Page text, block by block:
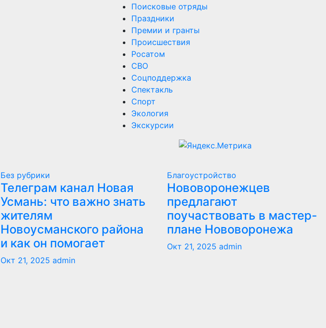
Поисковые отряды
Праздники
Премии и гранты
Происшествия
Росатом
СВО
Соцподдержка
Спектакль
Спорт
Экология
Экскурсии
Без рубрики
Телеграм канал Новая
Усмань: что важно знать
жителям
Новоусманского района
и как он помогает
Окт 21, 2025 admin
Благоустройство
Нововоронежцев
предлагают
поучаствовать в мастер-
плане Нововоронежа
Окт 21, 2025 admin